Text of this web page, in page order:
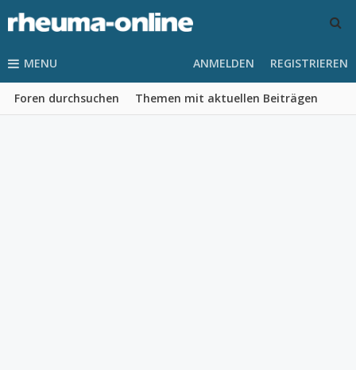
MENU
Foren durchsuchen Themen mit aktuellen Beiträgen
ANMELDEN REGISTRIEREN